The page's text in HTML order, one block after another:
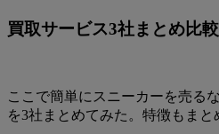
買取サービス3社まとめ比
ここで簡単にスニーカーを売る
を3社まとめてみた。特徴もまと